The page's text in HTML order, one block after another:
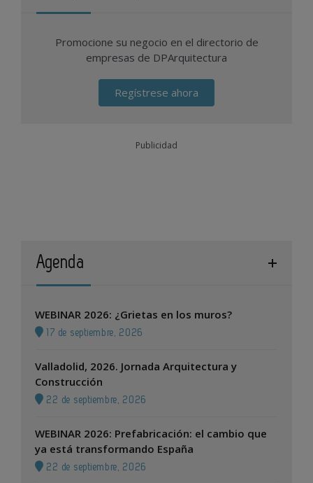
Promocione su negocio en el directorio de
empresas de DPArquitectura
Regístrese ahora
Publicidad
Agenda
WEBINAR 2026: ¿Grietas en los muros?
17 de septiembre, 2026
Valladolid, 2026. Jornada Arquitectura y
Construcción
22 de septiembre, 2026
WEBINAR 2026: Prefabricación: el cambio que
ya está transformando España
22 de septiembre, 2026